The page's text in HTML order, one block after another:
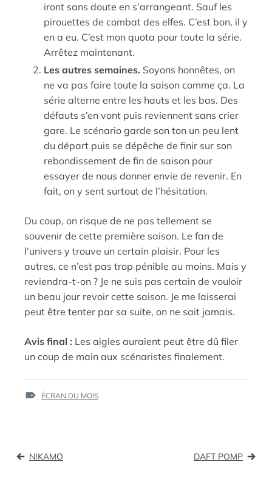
iront sans doute en s’arrangeant. Sauf les
pirouettes de combat des elfes. C’est bon, il y
en a eu. C’est mon quota pour toute la série.
Arrêtez maintenant.
Les autres semaines. Soyons honnêtes, on
ne va pas faire toute la saison comme ça. La
série alterne entre les hauts et les bas. Des
défauts s’en vont puis reviennent sans crier
gare. Le scénario garde son ton un peu lent
du départ puis se dépêche de finir sur son
rebondissement de fin de saison pour
essayer de nous donner envie de revenir. En
fait, on y sent surtout de l’hésitation.
Du coup, on risque de ne pas tellement se
souvenir de cette première saison. Le fan de
l’univers y trouve un certain plaisir. Pour les
autres, ce n’est pas trop pénible au moins. Mais y
reviendra-t-on ? Je ne suis pas certain de vouloir
un beau jour revoir cette saison. Je me laisserai
peut être tenter par sa suite, on ne sait jamais.
Avis final : Les aigles auraient peut être dû filer
un coup de main aux scénaristes finalement.
ÉTIQUETTES :
ÉCRAN DU MOIS
Navigation
NIKAMO DAFT POMP